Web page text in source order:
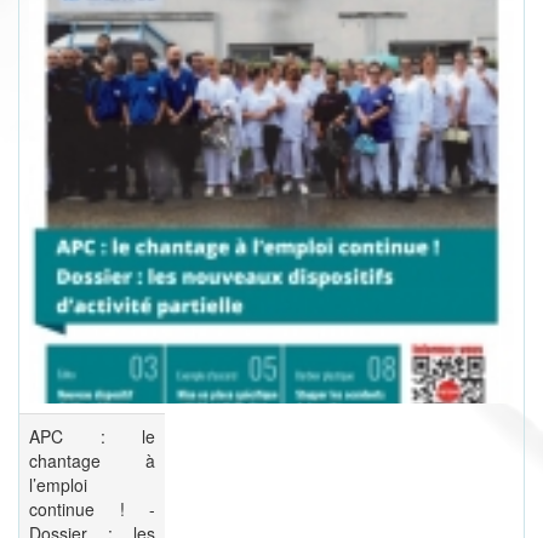
APC : le
chantage à
l’emploi
continue ! -